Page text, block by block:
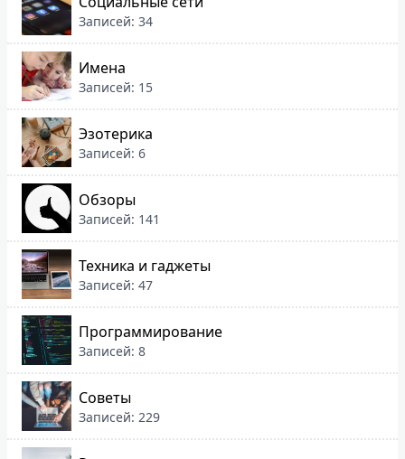
Записей: 34
Имена
Записей: 15
Эзотерика
Записей: 6
Обзоры
Записей: 141
Техника и гаджеты
Записей: 47
Программирование
Записей: 8
Советы
Записей: 229